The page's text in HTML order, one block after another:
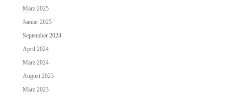
März 2025
Januar 2025
September 2024
April 2024
März 2024
August 2023
März 2023